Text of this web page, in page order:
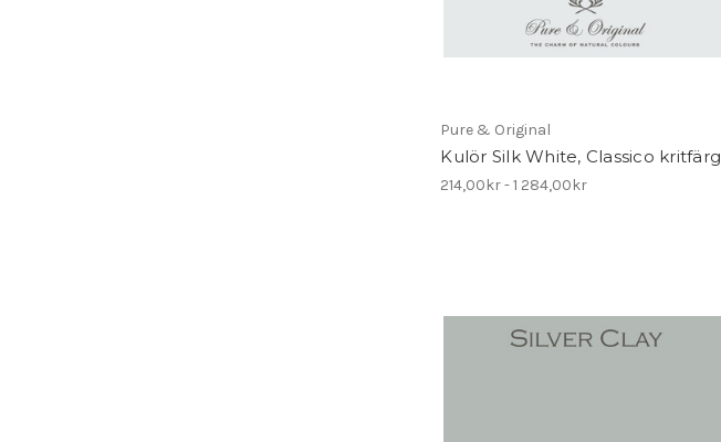
Pure & Original
Kulör Silk White, Classico kritfärg
214,00kr - 1 284,00kr